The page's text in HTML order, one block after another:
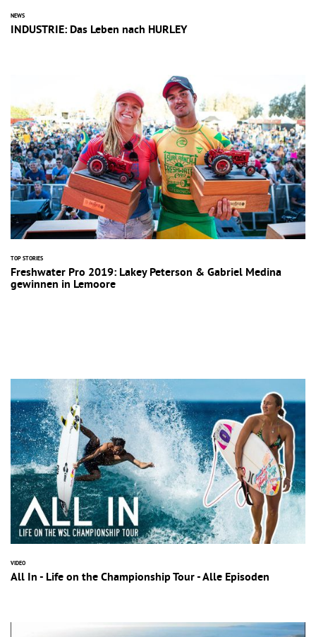
NEWS
INDUSTRIE: Das Leben nach HURLEY
TOP STORIES
Freshwater Pro 2019: Lakey Peterson & Gabriel Medina
gewinnen in Lemoore
VIDEO
All In - Life on the Championship Tour - Alle Episoden